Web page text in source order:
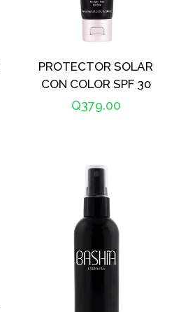
PROTECTOR SOLAR
CON COLOR SPF 30
Precio
Q379.00